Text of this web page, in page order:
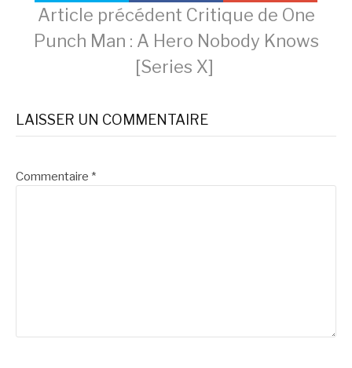
Lire
suite
Article précédent Critique de One
Punch Man : A Hero Nobody Knows
[Series X]
LAISSER UN COMMENTAIRE
Commentaire *